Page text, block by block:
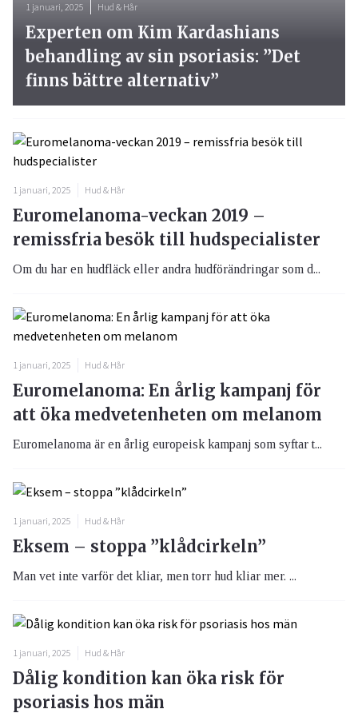
1 januari, 2025 Hud & Hår
Experten om Kim Kardashians
behandling av sin psoriasis: ”Det
finns bättre alternativ”
1 januari, 2025 Hud & Hår
Euromelanoma-veckan 2019 –
remissfria besök till hudspecialister
Om du har en hudfläck eller andra hudförändringar som d...
1 januari, 2025 Hud & Hår
Euromelanoma: En årlig kampanj för
att öka medvetenheten om melanom
Euromelanoma är en årlig europeisk kampanj som syftar t...
1 januari, 2025 Hud & Hår
Eksem – stoppa ”klådcirkeln”
Man vet inte varför det kliar, men torr hud kliar mer. ...
1 januari, 2025 Hud & Hår
Dålig kondition kan öka risk för
psoriasis hos män